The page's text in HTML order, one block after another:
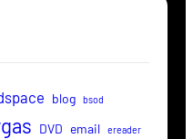
blog bsod
DVD email ereader